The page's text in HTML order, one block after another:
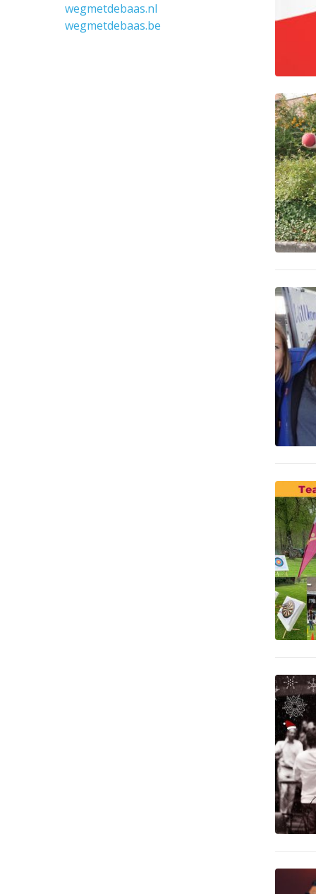
wegmetdebaas.nl
wegmetdebaas.be